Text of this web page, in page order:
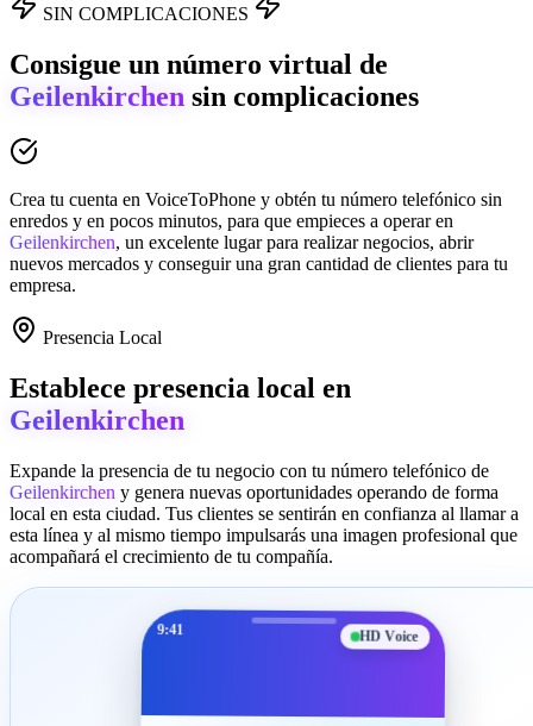
SIN COMPLICACIONES
Consigue un número virtual de
Geilenkirchen sin complicaciones
Crea tu cuenta en VoiceToPhone y obtén tu número telefónico sin
enredos y en pocos minutos, para que empieces a operar en
Geilenkirchen, un excelente lugar para realizar negocios, abrir
nuevos mercados y conseguir una gran cantidad de clientes para tu
empresa.
Presencia Local
Establece presencia local en
Geilenkirchen
Expande la presencia de tu negocio con tu número telefónico de
Geilenkirchen y genera nuevas oportunidades operando de forma
local en esta ciudad. Tus clientes se sentirán en confianza al llamar a
esta línea y al mismo tiempo impulsarás una imagen profesional que
acompañará el crecimiento de tu compañía.
9:41 HD Voice